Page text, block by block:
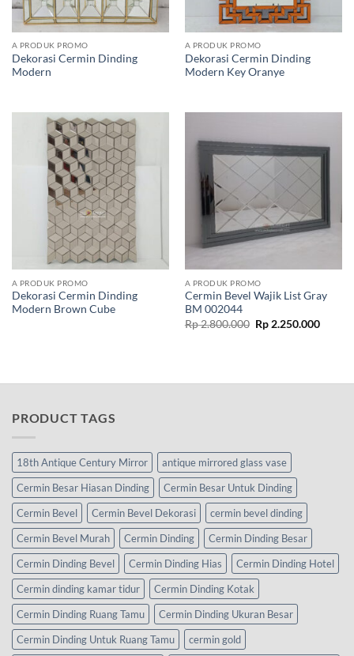
A PRODUK PROMO
Dekorasi Cermin Dinding
Modern
A PRODUK PROMO
Dekorasi Cermin Dinding
Modern Key Oranye
A PRODUK PROMO
Dekorasi Cermin Dinding
Modern Brown Cube
A PRODUK PROMO
Cermin Bevel Wajik List Gray
BM 002044
Rp2.800.000 Original
price
Rp2.250.000
PRODUCT TAGS
18th Antique Century Mirror
antique mirrored glass vase
Cermin Besar Hiasan Dinding
Cermin Besar Untuk Dinding
Cermin Bevel
Cermin Bevel Dekorasi
cermin bevel dinding
Cermin Bevel Murah
Cermin Dinding
Cermin Dinding Besar
Cermin Dinding Bevel
Cermin Dinding Hias
Cermin Dinding Hotel
Cermin dinding kamar tidur
Cermin Dinding Kotak
Cermin Dinding Ruang Tamu
Cermin Dinding Ukuran Besar
Cermin Dinding Untuk Ruang Tamu
cermin gold